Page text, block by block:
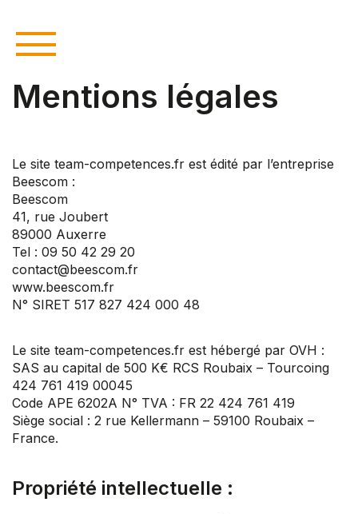
Mentions légales
Le site team-competences.fr est édité par l’entreprise
Beescom :
Beescom
41, rue Joubert
89000 Auxerre
Tel : 09 50 42 29 20
contact@beescom.fr
www.beescom.fr
N° SIRET 517 827 424 000 48
Le site team-competences.fr est hébergé par OVH :
SAS au capital de 500 K€ RCS Roubaix – Tourcoing
424 761 419 00045
Code APE 6202A N° TVA : FR 22 424 761 419
Siège social : 2 rue Kellermann – 59100 Roubaix –
France.
Propriété intellectuelle :